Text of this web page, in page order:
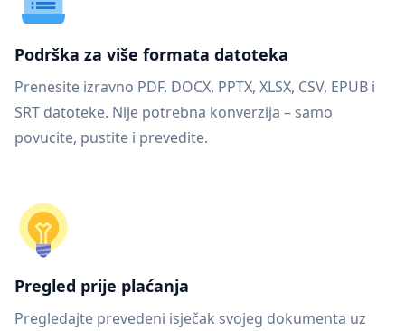
Podrška za više formata datoteka
Prenesite izravno PDF, DOCX, PPTX, XLSX, CSV, EPUB i
SRT datoteke. Nije potrebna konverzija – samo
povucite, pustite i prevedite.
Pregled prije plaćanja
Pregledajte prevedeni isječak svojeg dokumenta uz